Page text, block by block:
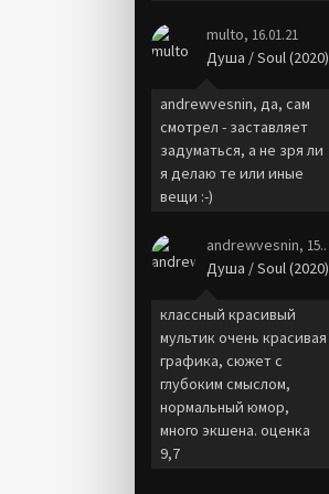
multo, 16.01.21
Душа / Soul (2020)
andrewvesnin, да, сам
смотрел - заставляет
задуматься, а не зря ли
я делаю те или иные
вещи :-)
andrewvesnin, 15.01.21
Душа / Soul (2020)
классный красивый
мультик очень красивая
графика, сюжет с
глубоким смыслом,
нормальный юмор,
много экшена. оценка
9,7